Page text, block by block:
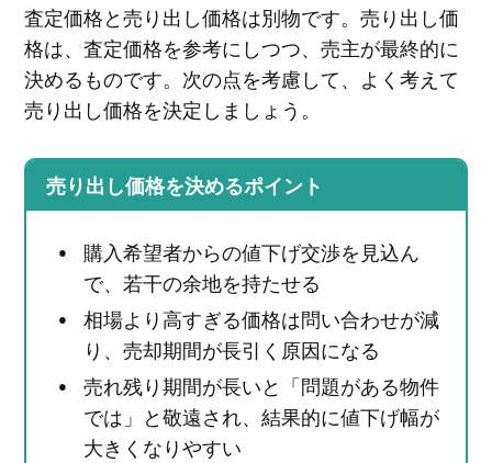
査定価格と売り出し価格は別物です。売り出し価
格は、査定価格を参考にしつつ、売主が最終的に
決めるものです。次の点を考慮して、よく考えて
売り出し価格を決定しましょう。
売り出し価格を決めるポイント
購入希望者からの値下げ交渉を見込ん
で、若干の余地を持たせる
相場より高すぎる価格は問い合わせが減
り、売却期間が長引く原因になる
売れ残り期間が長いと「問題がある物件
では」と敬遠され、結果的に値下げ幅が
大きくなりやすい